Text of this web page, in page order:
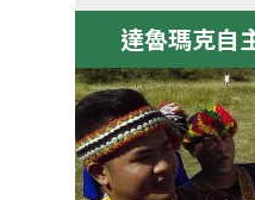
達魯瑪克自